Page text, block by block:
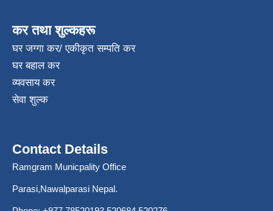
कर तथा शुल्कहरू
घर जग्गा कर/ एकीकृत सम्पति कर
घर बहाल कर
व्यवसाय कर
सेवा शुल्क
Contact Details
Ramgram Municpality Office
Parasi,Nawalparasi Nepal.